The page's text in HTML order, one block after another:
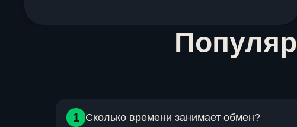
1 Сколько времени занимает обмен?